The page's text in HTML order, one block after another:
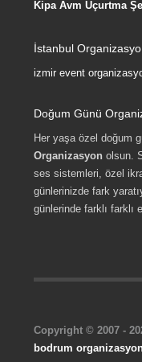
Kipa Avm Uçurtma
İstanbul
izmir event
Doğum Günü
Her yaşa özel doğum
Organizasyon olsun.
ses sistemleri, özel
günlerinizde fark
günlerinde farklı farklı
Copyright © 2007 -
bodrum